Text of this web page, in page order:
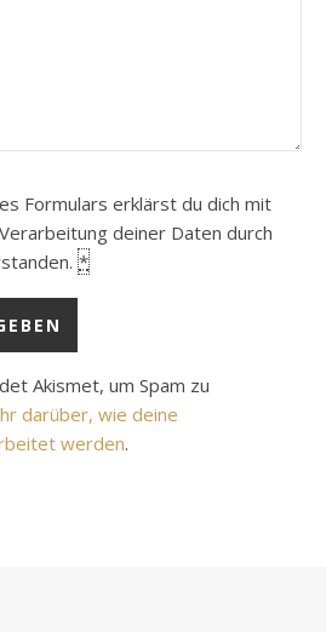
Formulars erklärst du dich mit
deiner Daten durch
*
Akismet, um Spam zu
darüber, wie deine
werden.